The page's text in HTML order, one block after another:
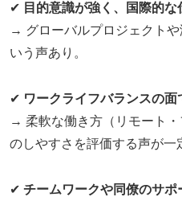
✔ 目的意識が強く、国際的な
→ グローバルプロジェクト
いう声あり。
✔ ワークライフバランスの面
→ 柔軟な働き方（リモート
のしやすさを評価する声が一
✔ チームワークや同僚のサポ